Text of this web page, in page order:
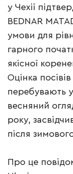
у Чехії
BEDNAR
умови для
гарного
якісної
Оцінка
перебувають
весняний
року,
після
Про це